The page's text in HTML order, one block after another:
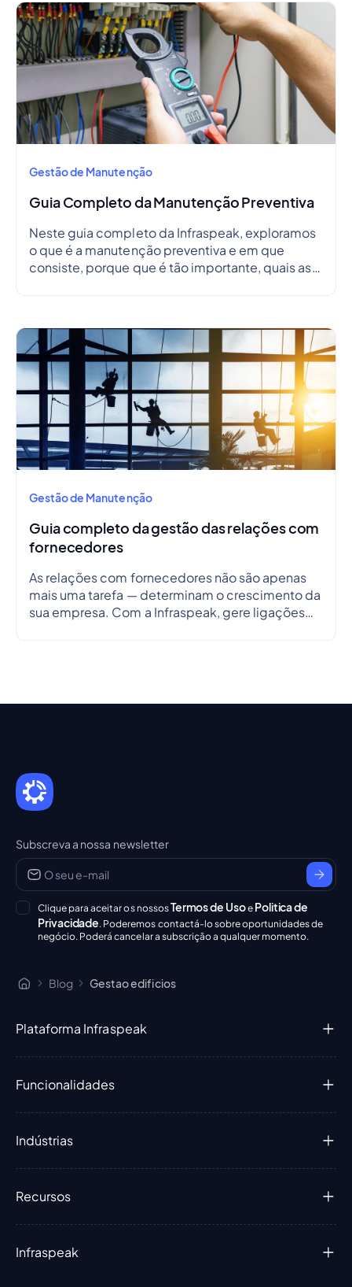
Gestão de Manutenção
Guia Completo da Manutenção Preventiva
Neste guia completo da Infraspeak, exploramos
o que é a manutenção preventiva e em que
consiste, porque que é tão importante, quais as
Gestão de Manutenção
Guia completo da gestão das relações com
fornecedores
As relações com fornecedores não são apenas
mais uma tarefa — determinam o crescimento da
sua empresa. Com a Infraspeak, gere ligações
Subscreva a nossa newsletter
Clique para aceitar os nossosTermos de Usoe Politica de
Privacidade. Poderemos contactá-lo sobre oportunidades de
negócio. Poderá cancelar a subscrição a qualquer momento.
Blog Gestao edificios
Plataforma Infraspeak
Funcionalidades
Indústrias
Recursos
Infraspeak